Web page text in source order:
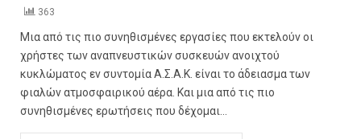
363
Μια από τις πιο συνηθισμένες εργασίες που εκτελούν οι
χρήστες των αναπνευστικών συσκευών ανοιχτού
κυκλώματος εν συντομία Α.Σ.Α.Κ. είναι το άδειασμα των
φιαλών ατμοσφαιρικού αέρα. Και μια από τις πιο
συνηθισμένες ερωτήσεις που δέχομαι...